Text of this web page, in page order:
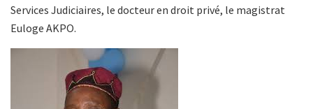
Services Judiciaires, le docteur en droit privé, le magistrat
Euloge AKPO.